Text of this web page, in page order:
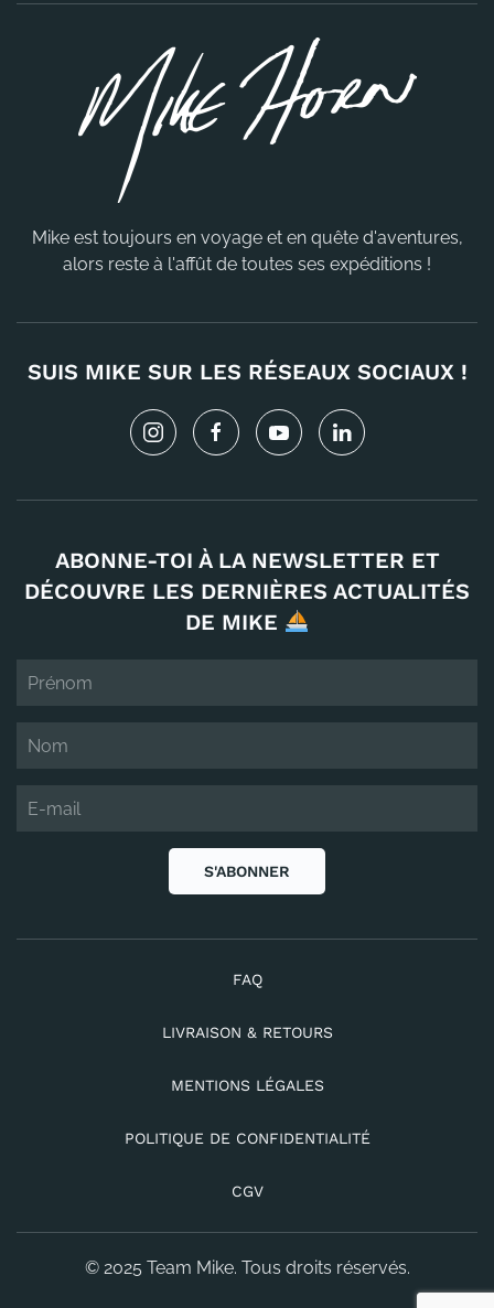
Mike est toujours en voyage et en quête d'aventures,
alors reste à l'affût de toutes ses expéditions !
SUIS MIKE SUR LES RÉSEAUX SOCIAUX !
ABONNE-TOI À LA NEWSLETTER ET
DÉCOUVRE LES DERNIÈRES ACTUALITÉS
DE MIKE
S'ABONNER
FAQ
LIVRAISON & RETOURS
MENTIONS LÉGALES
POLITIQUE DE CONFIDENTIALITÉ
CGV
© 2025 Team Mike. Tous droits réservés.